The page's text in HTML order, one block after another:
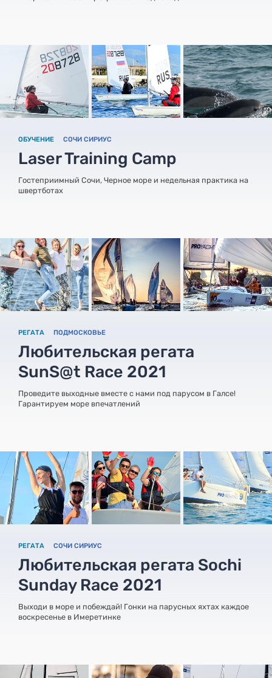
ОБУЧЕНИЕ СОЧИ СИРИУС
Laser Training Camp
Гостеприимный Сочи, Черное море и недельная практика на
швертботах
РЕГАТА ПОДМОСКОВЬЕ
Любительская регата
SunS@t Race 2021
Проведите выходные вместе с нами под парусом в Галсе!
Гарантируем море впечатлений
РЕГАТА СОЧИ СИРИУС
Любительская регата Sochi
Sunday Race 2021
Выходи в море и побеждай! Гонки на парусных яхтах каждое
воскресенье в Имеретинке